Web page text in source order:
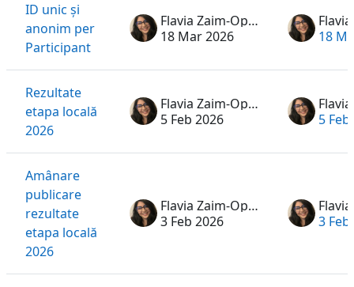
ID unic și
anonim per
Participant
Flavia Zaim-Oprea
18 Mar 2026
18
Rezultate
etapa locală
2026
Flavia Zaim-Oprea
5 Feb 2026
5
Amânare
publicare
rezultate
etapa locală
2026
Flavia Zaim-Oprea
3 Feb 2026
3 Feb